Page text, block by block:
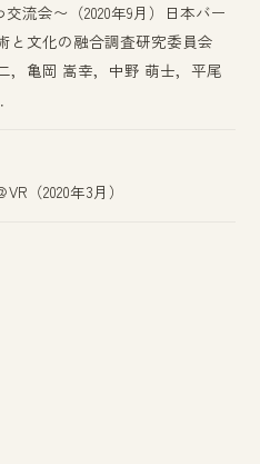
流会〜（2020年9月）日本バー
と文化の融合調査研究委員会
，亀岡 嵩幸，中野 萌士，平尾
（2020年3月）